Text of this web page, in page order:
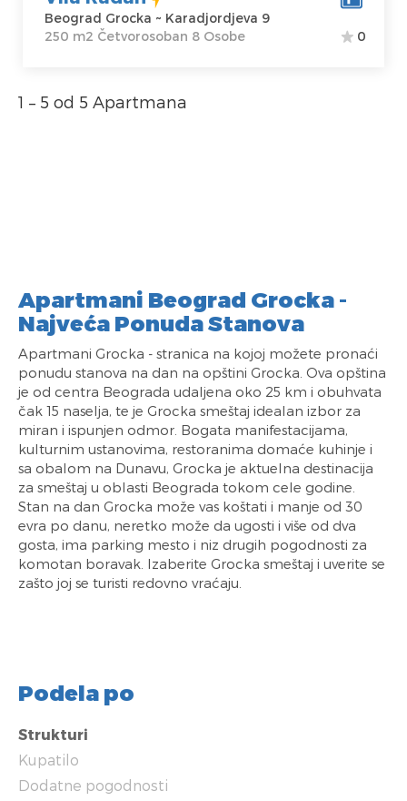
Beograd Grocka ~ Karadjordjeva 9
250 m2 Četvorosoban 8 Osobe
0
1 – 5 od 5 Apartmana
Apartmani Beograd Grocka -
Najveća Ponuda Stanova
Apartmani Grocka - stranica na kojoj možete pronaći
ponudu stanova na dan na opštini Grocka. Ova opština
je od centra Beograda udaljena oko 25 km i obuhvata
čak 15 naselja, te je Grocka smeštaj idealan izbor za
miran i ispunjen odmor. Bogata manifestacijama,
kulturnim ustanovima, restoranima domaće kuhinje i
sa obalom na Dunavu, Grocka je aktuelna destinacija
za smeštaj u oblasti Beograda tokom cele godine.
Stan na dan Grocka može vas koštati i manje od 30
evra po danu, neretko može da ugosti i više od dva
gosta, ima parking mesto i niz drugih pogodnosti za
komotan boravak. Izaberite Grocka smeštaj i uverite se
zašto joj se turisti redovno vraćaju.
Podela po
Strukturi
Kupatilo
Dodatne pogodnosti